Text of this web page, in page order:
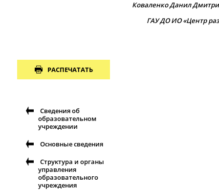
Коваленко Данил
ГАУ ДО ИО «Центр
РАСПЕЧАТАТЬ
Сведения об
образовательном
учреждении
Основные сведения
Структура и органы
управления
образовательного
учреждения